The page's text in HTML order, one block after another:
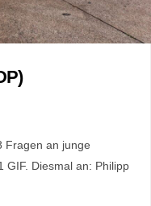
Fragen an junge
GIF. Diesmal an: Philipp